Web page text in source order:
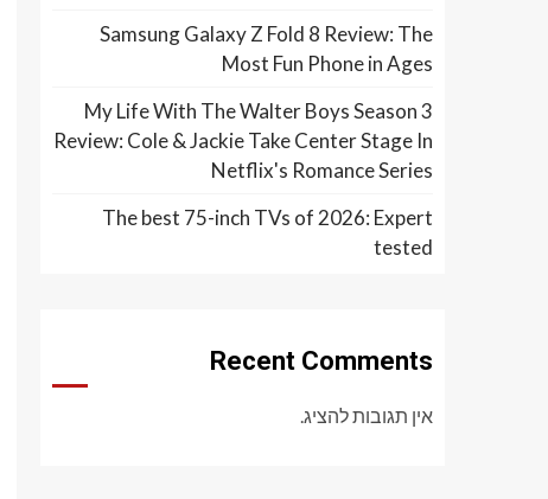
Samsung Galaxy Z Fold 8 Review: The
Most Fun Phone in Ages
My Life With The Walter Boys Season 3
Review: Cole & Jackie Take Center Stage In
Netflix's Romance Series
The best 75-inch TVs of 2026: Expert
tested
Recent Comments
אין תגובות להציג.